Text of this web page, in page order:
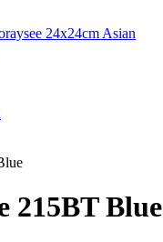
24x24cm Asian
215BT Blue